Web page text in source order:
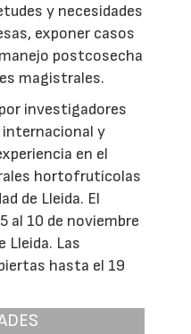
y necesidades
exponer casos
postcosecha
magistrales.
investigadores
y
en el
hortofrutícolas
de Lleida. El
al 10 de noviembre
Lleida. Las
hasta el 19